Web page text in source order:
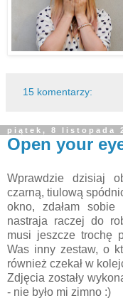
15 komentarzy:
piątek, 8 listopada
Open your
Wprawdzie dzisiaj
czarną, tiulową
okno, zdałam
nastraja raczej do
musi jeszcze trochę
Was inny zestaw, o
również czekał w
Zdjęcia zostały
- nie było mi zimno :)